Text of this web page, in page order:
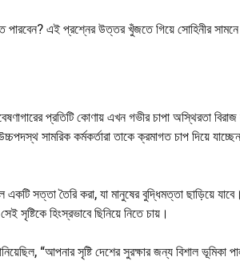
পারবেন? এই প্রশ্নের উত্তর খুঁজতে গিয়ে সোহিনীর
প্রতিটি কোণায় এখন গভীর চাপা অস্থিরতা
সামরিক কর্মকর্তারা তাকে ক্রমাগত চাপ দিয়ে
সত্তা তৈরি করা, যা মানুষের বুদ্ধিমত্তা ছাড়িয়ে
সৃষ্টিকে হিংস্রভাবে ছিনিয়ে নিতে চায়।
“আপনার সৃষ্টি দেশের সুরক্ষার জন্য বিশাল